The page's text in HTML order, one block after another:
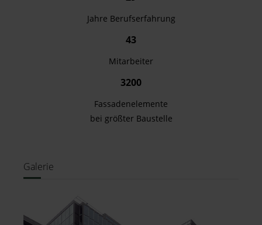
Jahre Berufserfahrung
43
Mitarbeiter
3200
Fassadenelemente
bei größter Baustelle
Galerie